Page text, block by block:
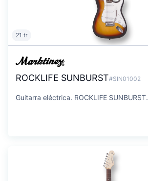
21 tr
ROCKLIFE SUNBURST#SIN01002
Guitarra eléctrica. ROCKLIFE SUNBURST.